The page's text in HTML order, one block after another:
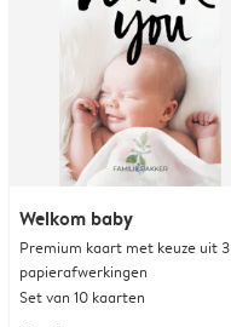
Welkom baby
Premium kaart met keuze uit 3
papierafwerkingen
Set van 10 kaarten